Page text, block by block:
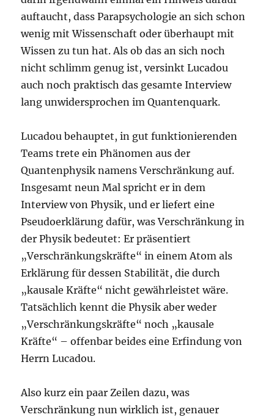
auftaucht, dass Parapsychologie an sich schon
wenig mit Wissenschaft oder überhaupt mit
Wissen zu tun hat. Als ob das an sich noch
nicht schlimm genug ist, versinkt Lucadou
auch noch praktisch das gesamte Interview
lang unwidersprochen im Quantenquark.
Lucadou behauptet, in gut funktionierenden
Teams trete ein Phänomen aus der
Quantenphysik namens Verschränkung auf.
Insgesamt neun Mal spricht er in dem
Interview von Physik, und er liefert eine
Pseudoerklärung dafür, was Verschränkung in
der Physik bedeutet: Er präsentiert
„Verschränkungskräfte“ in einem Atom als
Erklärung für dessen Stabilität, die durch
„kausale Kräfte“ nicht gewährleistet wäre.
Tatsächlich kennt die Physik aber weder
„Verschränkungskräfte“ noch „kausale
Kräfte“ – offenbar beides eine Erfindung von
Herrn Lucadou.
Also kurz ein paar Zeilen dazu, was
Verschränkung nun wirklich ist, genauer